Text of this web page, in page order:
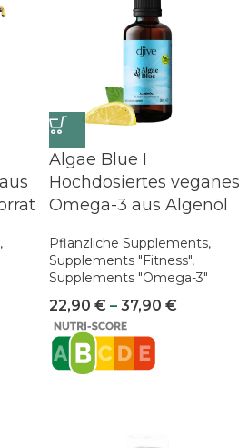
,
Algae Blue I
Hochdosiertes veganes
Omega-3 aus Algenöl
Pflanzliche Supplements,
Supplements "Fitness",
Supplements "Omega-3"
22,90 € – 37,90 €